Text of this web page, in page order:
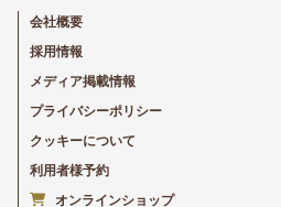
会社概要
採用情報
メディア掲載情報
プライバシーポリシー
クッキーについて
利用者様予約
オンラインショップ